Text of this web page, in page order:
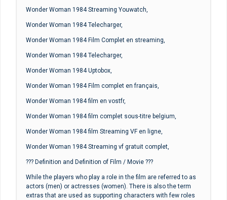
Wonder Woman 1984 Streaming Youwatch,
Wonder Woman 1984 Telecharger,
Wonder Woman 1984 Film Complet en streaming,
Wonder Woman 1984 Telecharger,
Wonder Woman 1984 Uptobox,
Wonder Woman 1984 Film complet en français,
Wonder Woman 1984 film en vostfr,
Wonder Woman 1984 film complet sous-titre belgium,
Wonder Woman 1984 film Streaming VF en ligne,
Wonder Woman 1984 Streaming vf gratuit complet,
??? Definition and Definition of Film / Movie ???
While the players who play a role in the film are referred to as
actors (men) or actresses (women). There is also the term
extras that are used as supporting characters with few roles